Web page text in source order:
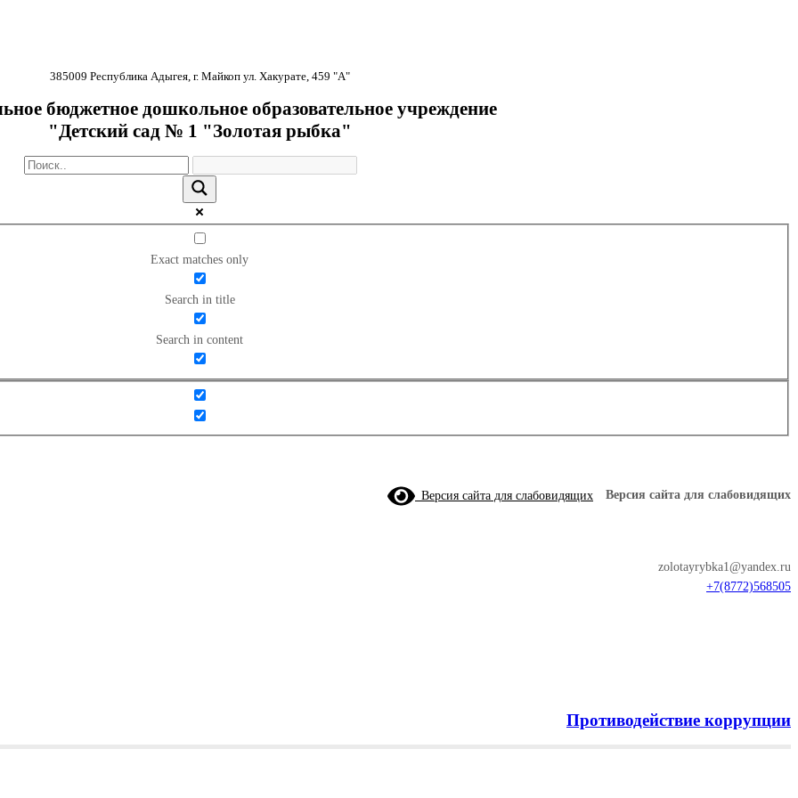
385009 Республика Адыгея, г. Майкоп ул. Хакурате, 459 "А"
бюджетное дошкольное образовательное учреждение
"Детский сад № 1 "Золотая рыбка"
Exact matches only
Search in title
Search in content
Версия сайта для слабовидящих Версия сайта для слабовидящих
zolotayrybka1@yandex.ru
+7(8772)568505
Противодействие коррупции